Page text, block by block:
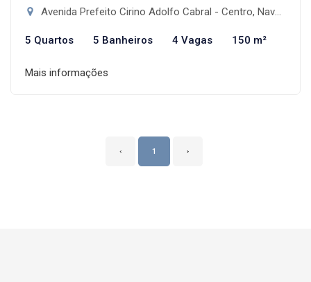
Avenida Prefeito Cirino Adolfo Cabral - Centro, Navegantes-SC
5 Quartos 5 Banheiros 4 Vagas 150 m²
Mais informações
‹ 1 ›